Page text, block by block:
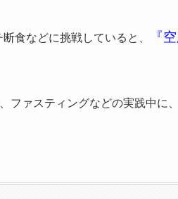
食などに挑戦していると、 『
ファスティングなどの実践中に、